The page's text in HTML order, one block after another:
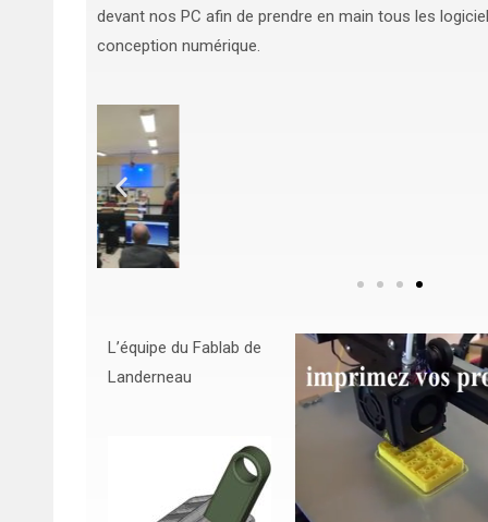
devant nos PC afin de prendre en main tous les
conception numérique.
L’équipe du Fablab de
Landerneau